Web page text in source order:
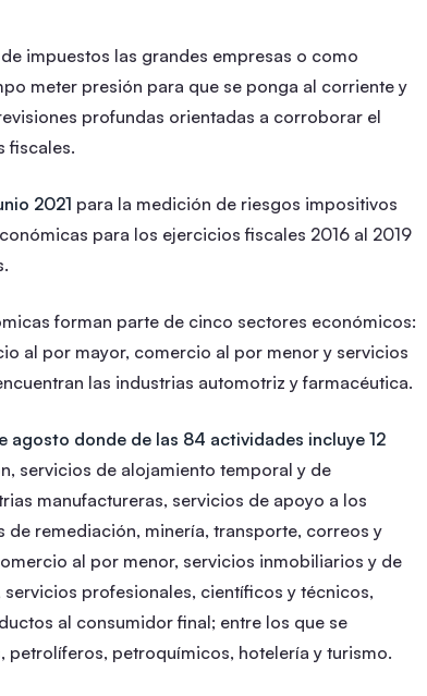
impuestos las grandes empresas o como
meter presión para que se ponga al corriente y
profundas orientadas a corroborar el
fiscales.
2021 para la medición de riesgos impositivos
para los ejercicios fiscales 2016 al 2019
forman parte de cinco sectores económicos:
al por mayor, comercio al por menor y servicios
las industrias automotriz y farmacéutica.
agosto donde de las 84 actividades incluye 12
servicios de alojamiento temporal y de
manufactureras, servicios de apoyo a los
remediación, minería, transporte, correos y
al por menor, servicios inmobiliarios y de
profesionales, científicos y técnicos,
al consumidor final; entre los que se
petrolíferos, petroquímicos, hotelería y turismo.